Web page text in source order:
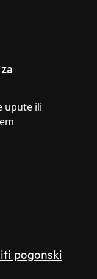
upute ili
pogonski